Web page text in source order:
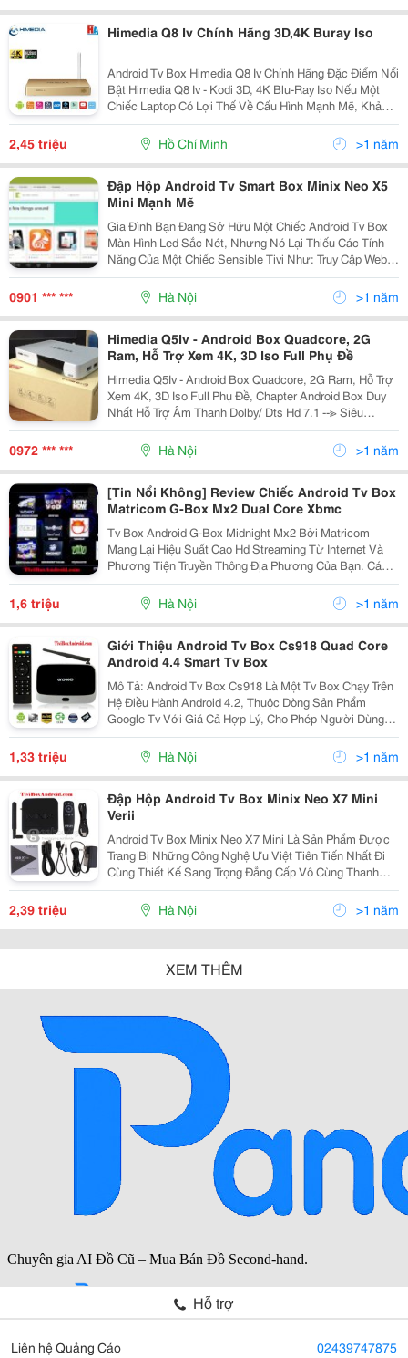
Himedia Q8 Iv Chính Hãng 3D,4K Buray Iso
Android Tv Box Himedia Q8 Iv Chính Hãng Đặc Điểm Nổi
Bật Himedia Q8 Iv - Kodi 3D, 4K Blu-Ray Iso Nếu Một
Chiếc Laptop Có Lợi Thế Về Cấu Hình Mạnh Mẽ, Khả
Năng Xử Lý Tốt Các Yêu Cầu Phức Tạp Của Người
Dùng Thì Himedia Q8 Iv Hướng Đến Yế
2,45 triệu Hồ Chí Minh >1 năm
Đập Hộp Android Tv Smart Box Minix Neo X5
Mini Mạnh Mẽ
Gia Đình Bạn Đang Sở Hữu Một Chiếc Android Tv Box
Màn Hình Led Sắc Nét, Nhưng Nó Lại Thiếu Các Tính
Năng Của Một Chiếc Sensible Tivi Như: Truy Cập Web,
Xem Phim Từ Youtube,&Hellip; Nhưng Bạn Cũng Không
Cần Phải Sắm Cho Mình Chiếc Tivi Thông Minh Đắt
0901 *** *** Hà Nội >1 năm
Himedia Q5Iv - Android Box Quadcore, 2G
Ram, Hỗ Trợ Xem 4K, 3D Iso Full Phụ Đề
Himedia Q5Iv - Android Box Quadcore, 2G Ram, Hỗ Trợ
Xem 4K, 3D Iso Full Phụ Đề, Chapter Android Box Duy
Nhất Hỗ Trợ Âm Thanh Dolby/ Dts Hd 7.1 --≫ Siêu
Khủng Trong Android Box 2014 Himedia Q5Iv Sử Dụng
Chip Hisilicon, Thương Hiệu Thuộc Tập Đoàn Hu
0972 *** *** Hà Nội >1 năm
[Tin Nổi Không] Review Chiếc Android Tv Box
Matricom G-Box Mx2 Dual Core Xbmc
Tv Box Android G-Box Midnight Mx2 Bởi Matricom
Mang Lại Hiệu Suất Cao Hd Streaming Từ Internet Và
Phương Tiện Truyền Thông Địa Phương Của Bạn. Các
Bộ Xử Lý Mx Lõi Kép Mạnh Mẽ Với Các Công Cụ Đồ
Họa Mali-400 3D Cung Cấp Trình Diễn Xuất Sắc Để Phát
1,6 triệu Hà Nội >1 năm
Giới Thiệu Android Tv Box Cs918 Quad Core
Android 4.4 Smart Tv Box
Mô Tả: Android Tv Box Cs918 Là Một Tv Box Chạy Trên
Hệ Điều Hành Android 4.2, Thuộc Dòng Sản Phẩm
Google Tv Với Giá Cả Hợp Lý, Cho Phép Người Dùng
Biến Chiếc Tv Thông Thường Thành Một Smart Tv
Thông Minh ,Cùng Nhiều Tùy Biến Khác Và Dễ Dàng
Nâng Cấp
1,33 triệu Hà Nội >1 năm
Đập Hộp Android Tv Box Minix Neo X7 Mini
Verii
Android Tv Box Minix Neo X7 Mini Là Sản Phẩm Được
Trang Bị Những Công Nghệ Ưu Việt Tiên Tiến Nhất Đi
Cùng Thiết Kế Sang Trọng Đẳng Cấp Vô Cùng Thanh
Lịch ,Lịch Lãm Và Giá Thành Hấp Dẫn Hơn Bất Kỳ
Smartbox Tv Nào Cùng Cấu Hình Hiện Nay.bạn Không
2,39 triệu Hà Nội >1 năm
XEM THÊM
Hỗ trợ
Liên hệ Quảng Cáo 02439747875